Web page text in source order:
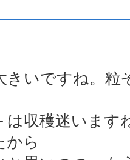
きいですね。粒
は収穫迷います
から